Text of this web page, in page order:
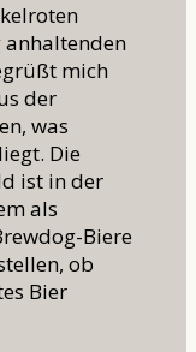
anhaltenden
mich
der
was
Die
ist in der
als
Biere
ob
Bier